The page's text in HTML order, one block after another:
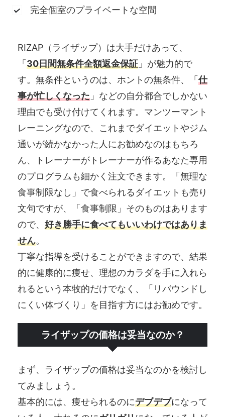
完全個室のプライベートな空間
RIZAP（ライザップ）は大手だけあって、
「 30日間無条件全額返金保証 」が魅力的で
す。無条件というのは、ホントの無条件、「 仕
事が忙しくなった 」などの自分都合でしかない
理由でも受け付けてくれます。マンツーマント
レーニングなので、これまでダイエットやジム
通いが続かなかった人にお勧めなのはもちろ
ん、トレーナーがトレーナーが作るあなた専用
のプログラムも細かく注文できます。「無理な
食事制限なし」で食べられるダイエットも売り
文句ですが、「食事制限」そのものはあります
ので、 好き勝手に食べてもいいわけではありま
せん。
丁寧な指導を受けることができますので、結果
的に健康的に痩せ、理想のカラダを手に入れら
れるという本牧的だけでなく、「リバウンドし
にくい体づくり」を目指す方にはお勧めです。
ライザップの価格は妥当なのか？
まず、ライザップの価格は妥当なのかを検討し
てみましょう。
基本的には、痩せられるのにデブデブになって